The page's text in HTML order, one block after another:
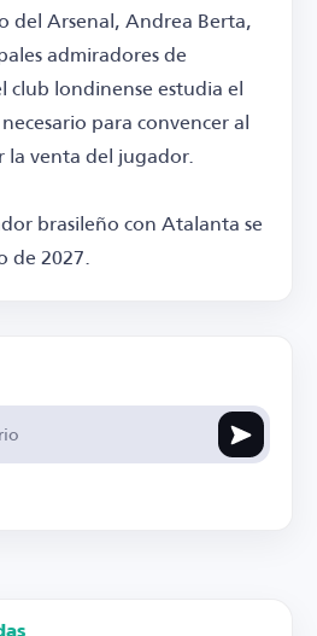
del Arsenal, Andrea Berta,
admiradores de
club londinense estudia el
para convencer al
venta del jugador.
brasileño con Atalanta se
de 2027.